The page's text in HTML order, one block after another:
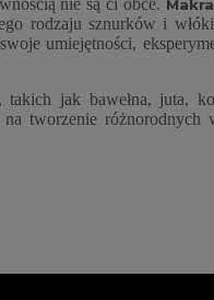
nie są ci obce.
rodzaju sznurków i
umiejętności,
jak bawełna, juta,
tworzenie